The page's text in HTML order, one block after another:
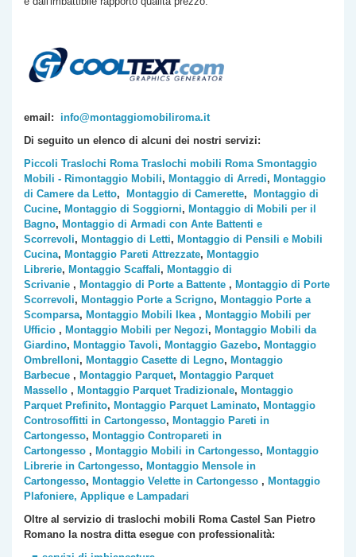
email: info@montaggiomobiliroma.it
Di seguito un elenco di alcuni dei nostri servizi:
Piccoli Traslochi Roma Traslochi mobili Roma Smontaggio
Mobili - Rimontaggio Mobili, Montaggio di Arredi, Montaggio
di Camere da Letto, Montaggio di Camerette,
Montaggio di
Cucine, Montaggio di Soggiorni, Montaggio di Mobili per il
Bagno, Montaggio di Armadi con Ante Battenti e
Scorrevoli, Montaggio di Letti, Montaggio di Pensili e Mobili
Cucina, Montaggio Pareti Attrezzate, Montaggio
Librerie, Montaggio Scaffali, Montaggio di
Scrivanie , Montaggio di Porte a Battente , Montaggio di Porte
Scorrevoli, Montaggio Porte a Scrigno, Montaggio Porte a
Scomparsa, Montaggio Mobili Ikea, Montaggio Mobili per
Ufficio , Montaggio Mobili per Negozi, Montaggio Mobili da
Giardino, Montaggio Tavoli, Montaggio Gazebo, Montaggio
Ombrelloni, Montaggio Casette di Legno, Montaggio
Barbecue , Montaggio Parquet, Montaggio Parquet
Massello , Montaggio Parquet Tradizionale, Montaggio
Parquet Prefinito, Montaggio Parquet Laminato, Montaggio
Controsoffitti in Cartongesso, Montaggio Pareti in
Cartongesso, Montaggio Contropareti in
Cartongesso , Montaggio Mobili in Cartongesso, Montaggio
Librerie in Cartongesso, Montaggio Mensole in
Cartongesso, Montaggio Velette in Cartongesso , Montaggio
Plafoniere, Applique e Lampadari
Oltre al servizio di traslochi mobili Roma Castel San Pietro
Romano la nostra ditta esegue con professionalità: